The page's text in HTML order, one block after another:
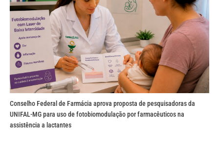
Conselho Federal de Farmácia aprova proposta de pesquisadoras da
UNIFAL-MG para uso de fotobiomodulação por farmacêuticos na
assistência a lactantes